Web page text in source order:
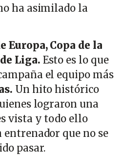
ha asimilado la
Europa, Copa de la
Liga. Esto es lo que
el equipo más
Un hito histórico
lograron una
vista y todo ello
que no se
pasar.